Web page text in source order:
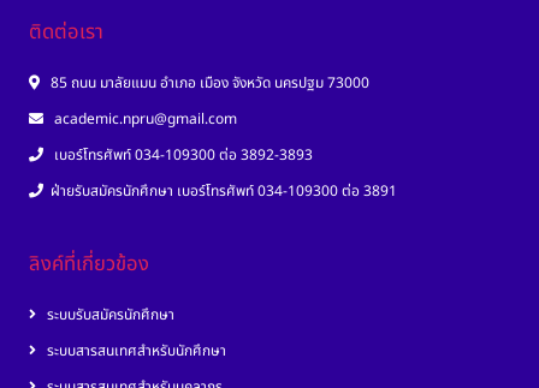
ติดต่อเรา
85 ถนน มาลัยแมน อำเภอ เมือง จังหวัด นครปฐม 73000
academic.npru@gmail.com
เบอร์โทรศัพท์ 034-109300 ต่อ 3892-3893
ฝ่ายรับสมัครนักศึกษา เบอร์โทรศัพท์ 034-109300 ต่อ 3891
ลิงค์ที่เกี่ยวข้อง
ระบบรับสมัครนักศึกษา
ระบบสารสนเทศสำหรับนักศึกษา